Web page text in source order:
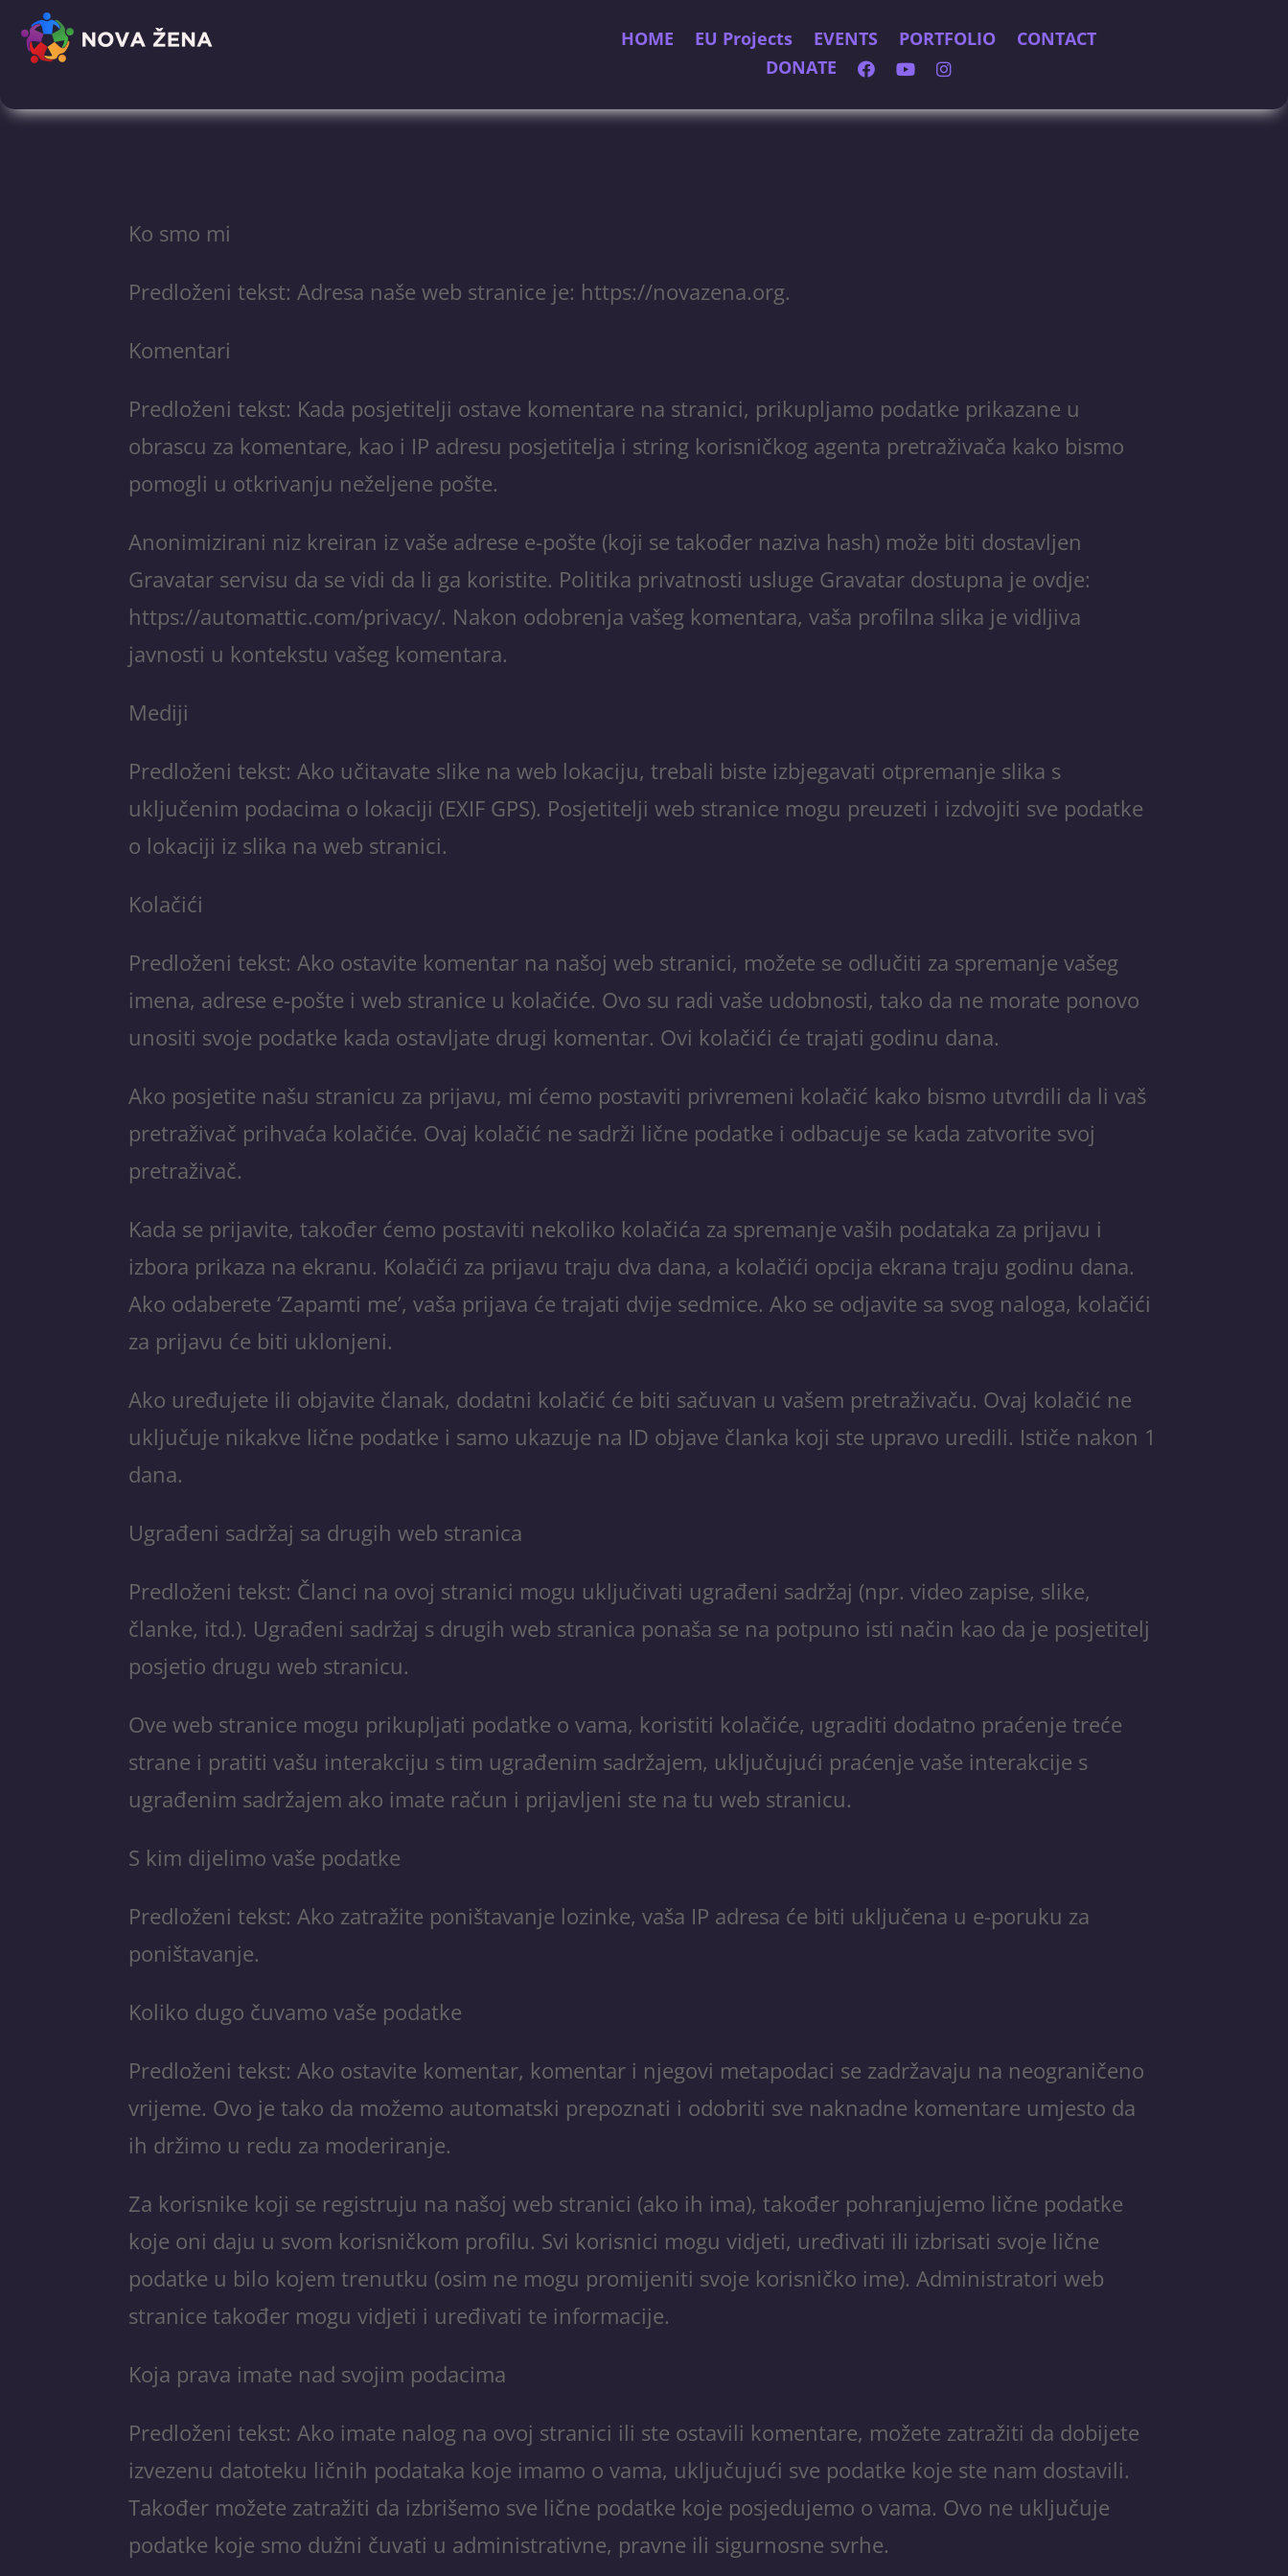
HOME EU Projects EVENTS PORTFOLIO
CONTACT
DONATE
Ko smo mi
Predloženi tekst: Adresa naše web stranice je: https://novazena.org.
Komentari
Predloženi tekst: Kada posjetitelji ostave komentare na stranici, prikupljamo podatke prikazane u
obrascu za komentare, kao i IP adresu posjetitelja i string korisničkog agenta pretraživača kako bismo
pomogli u otkrivanju neželjene pošte.
Anonimizirani niz kreiran iz vaše adrese e-pošte (koji se također naziva hash) može biti dostavljen
Gravatar servisu da se vidi da li ga koristite. Politika privatnosti usluge Gravatar dostupna je ovdje:
https://automattic.com/privacy/. Nakon odobrenja vašeg komentara, vaša profilna slika je vidljiva
javnosti u kontekstu vašeg komentara.
Mediji
Predloženi tekst: Ako učitavate slike na web lokaciju, trebali biste izbjegavati otpremanje slika s
uključenim podacima o lokaciji (EXIF GPS). Posjetitelji web stranice mogu preuzeti i izdvojiti sve podatke
o lokaciji iz slika na web stranici.
Kolačići
Predloženi tekst: Ako ostavite komentar na našoj web stranici, možete se odlučiti za spremanje vašeg
imena, adrese e-pošte i web stranice u kolačiće. Ovo su radi vaše udobnosti, tako da ne morate ponovo
unositi svoje podatke kada ostavljate drugi komentar. Ovi kolačići će trajati godinu dana.
Ako posjetite našu stranicu za prijavu, mi ćemo postaviti privremeni kolačić kako bismo utvrdili da li vaš
pretraživač prihvaća kolačiće. Ovaj kolačić ne sadrži lične podatke i odbacuje se kada zatvorite svoj
pretraživač.
Kada se prijavite, također ćemo postaviti nekoliko kolačića za spremanje vaših podataka za prijavu i
izbora prikaza na ekranu. Kolačići za prijavu traju dva dana, a kolačići opcija ekrana traju godinu dana.
Ako odaberete ‘Zapamti me’, vaša prijava će trajati dvije sedmice. Ako se odjavite sa svog naloga, kolačići
za prijavu će biti uklonjeni.
Ako uređujete ili objavite članak, dodatni kolačić će biti sačuvan u vašem pretraživaču. Ovaj kolačić ne
uključuje nikakve lične podatke i samo ukazuje na ID objave članka koji ste upravo uredili. Ističe nakon 1
dana.
Ugrađeni sadržaj sa drugih web stranica
Predloženi tekst: Članci na ovoj stranici mogu uključivati ​​ugrađeni sadržaj (npr. video zapise, slike,
članke, itd.). Ugrađeni sadržaj s drugih web stranica ponaša se na potpuno isti način kao da je posjetitelj
posjetio drugu web stranicu.
Ove web stranice mogu prikupljati podatke o vama, koristiti kolačiće, ugraditi dodatno praćenje treće
strane i pratiti vašu interakciju s tim ugrađenim sadržajem, uključujući praćenje vaše interakcije s
ugrađenim sadržajem ako imate račun i prijavljeni ste na tu web stranicu.
S kim dijelimo vaše podatke
Predloženi tekst: Ako zatražite poništavanje lozinke, vaša IP adresa će biti uključena u e-poruku za
poništavanje.
Koliko dugo čuvamo vaše podatke
Predloženi tekst: Ako ostavite komentar, komentar i njegovi metapodaci se zadržavaju na neograničeno
vrijeme. Ovo je tako da možemo automatski prepoznati i odobriti sve naknadne komentare umjesto da
ih držimo u redu za moderiranje.
Za korisnike koji se registruju na našoj web stranici (ako ih ima), također pohranjujemo lične podatke
koje oni daju u svom korisničkom profilu. Svi korisnici mogu vidjeti, uređivati ​​ili izbrisati svoje lične
podatke u bilo kojem trenutku (osim ne mogu promijeniti svoje korisničko ime). Administratori web
stranice također mogu vidjeti i uređivati ​​te informacije.
Koja prava imate nad svojim podacima
Predloženi tekst: Ako imate nalog na ovoj stranici ili ste ostavili komentare, možete zatražiti da dobijete
izvezenu datoteku ličnih podataka koje imamo o vama, uključujući sve podatke koje ste nam dostavili.
Također možete zatražiti da izbrišemo sve lične podatke koje posjedujemo o vama. Ovo ne uključuje
podatke koje smo dužni čuvati u administrativne, pravne ili sigurnosne svrhe.